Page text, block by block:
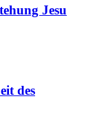
Jesu
des